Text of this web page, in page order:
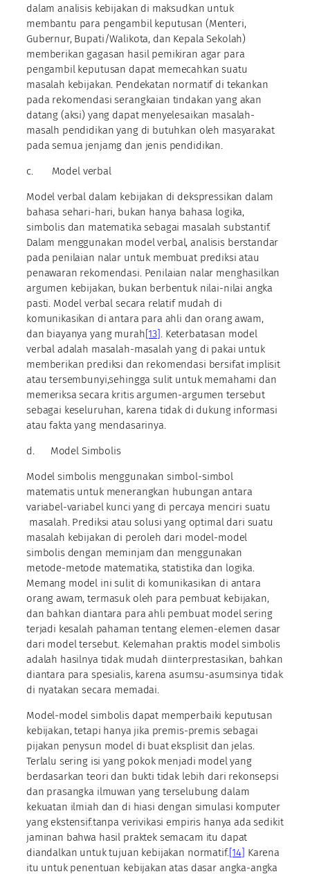
dalam analisis kebijakan di maksudkan untuk
membantu para pengambil keputusan (Menteri,
Gubernur, Bupati/Walikota, dan Kepala Sekolah)
memberikan gagasan hasil pemikiran agar para
pengambil keputusan dapat memecahkan suatu
masalah kebijakan. Pendekatan normatif di tekankan
pada rekomendasi serangkaian tindakan yang akan
datang (aksi) yang dapat menyelesaikan masalah-
masalh pendidikan yang di butuhkan oleh masyarakat
pada semua jenjamg dan jenis pendidikan.
c. Model verbal
Model verbal dalam kebijakan di dekspressikan dalam
bahasa sehari-hari, bukan hanya bahasa logika,
simbolis dan matematika sebagai masalah substantif.
Dalam menggunakan model verbal, analisis berstandar
pada penilaian nalar untuk membuat prediksi atau
penawaran rekomendasi. Penilaian nalar menghasilkan
argumen kebijakan, bukan berbentuk nilai-nilai angka
pasti. Model verbal secara relatif mudah di
komunikasikan di antara para ahli dan orang awam,
dan biayanya yang murah[13]. Keterbatasan model
verbal adalah masalah-masalah yang di pakai untuk
memberikan prediksi dan rekomendasi bersifat implisit
atau tersembunyi,sehingga sulit untuk memahami dan
memeriksa secara kritis argumen-argumen tersebut
sebagai keseluruhan, karena tidak di dukung informasi
atau fakta yang mendasarinya.
d. Model Simbolis
Model simbolis menggunakan simbol-simbol
matematis untuk menerangkan hubungan antara
variabel-variabel kunci yang di percaya menciri suatu
masalah. Prediksi atau solusi yang optimal dari suatu
masalah kebijakan di peroleh dari model-model
simbolis dengan meminjam dan menggunakan
metode-metode matematika, statistika dan logika.
Memang model ini sulit di komunikasikan di antara
orang awam, termasuk oleh para pembuat kebijakan,
dan bahkan diantara para ahli pembuat model sering
terjadi kesalah pahaman tentang elemen-elemen dasar
dari model tersebut. Kelemahan praktis model simbolis
adalah hasilnya tidak mudah diinterprestasikan, bahkan
diantara para spesialis, karena asumsu-asumsinya tidak
di nyatakan secara memadai.
Model-model simbolis dapat memperbaiki keputusan
kebijakan, tetapi hanya jika premis-premis sebagai
pijakan penysun model di buat eksplisit dan jelas.
Terlalu sering isi yang pokok menjadi model yang
berdasarkan teori dan bukti tidak lebih dari rekonsepsi
dan prasangka ilmuwan yang terselubung dalam
kekuatan ilmiah dan di hiasi dengan simulasi komputer
yang ekstensif.tanpa verivikasi empiris hanya ada sedikit
jaminan bahwa hasil praktek semacam itu dapat
diandalkan untuk tujuan kebijakan normatif.[14] Karena
itu untuk penentuan kebijakan atas dasar angka-angka